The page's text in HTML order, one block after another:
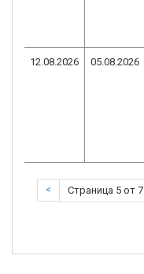
12.08.2026 05.08.2026
< Страница 5 от 7